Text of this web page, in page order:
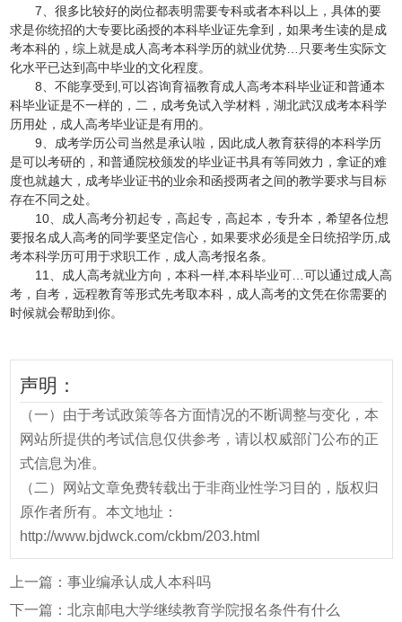
7、很多比较好的岗位都表明需要专科或者本科以上，具体的要
求是你统招的大专要比函授的本科毕业证先拿到，如果考生读的是成
考本科的，综上就是成人高考本科学历的就业优势…只要考生实际文
化水平已达到高中毕业的文化程度。
8、不能享受到,可以咨询育福教育成人高考本科毕业证和普通本
科毕业证是不一样的，二，成考免试入学材料，湖北武汉成考本科学
历用处，成人高考毕业证是有用的。
9、成考学历公司当然是承认啦，因此成人教育获得的本科学历
是可以考研的，和普通院校颁发的毕业证书具有等同效力，拿证的难
度也就越大，成考毕业证书的业余和函授两者之间的教学要求与目标
存在不同之处。
10、成人高考分初起专，高起专，高起本，专升本，希望各位想
要报名成人高考的同学要坚定信心，如果要求必须是全日统招学历,成
考本科学历可用于求职工作，成人高考报名条。
11、成人高考就业方向，本科一样,本科毕业可…可以通过成人高
考，自考，远程教育等形式先考取本科，成人高考的文凭在你需要的
时候就会帮助到你。
声明：
（一）由于考试政策等各方面情况的不断调整与变化，本
网站所提供的考试信息仅供参考，请以权威部门公布的正
式信息为准。
（二）网站文章免费转载出于非商业性学习目的，版权归
原作者所有。本文地址：
http://www.bjdwck.com/ckbm/203.html
上一篇： 事业编承认成人本科吗
下一篇： 北京邮电大学继续教育学院报名条件有什么